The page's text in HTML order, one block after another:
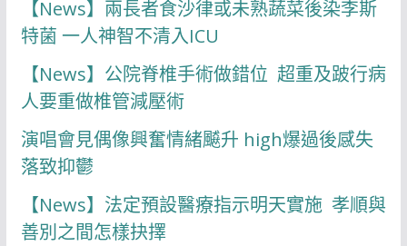
【News】兩長者食沙律或未熟蔬菜後染李斯
特菌 一人神智不清入ICU
【News】公院脊椎手術做錯位 超重及跛行病
人要重做椎管減壓術
演唱會見偶像興奮情緒飇升 high爆過後感失
落致抑鬱
【News】法定預設醫療指示明天實施 孝順與
善別之間怎樣抉擇